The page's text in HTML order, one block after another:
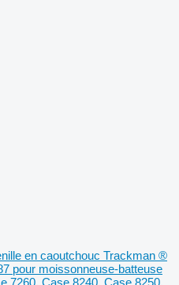
en caoutchouc Trackman ®
pour moissonneuse-batteuse
7260, Case 8240, Case 8250,